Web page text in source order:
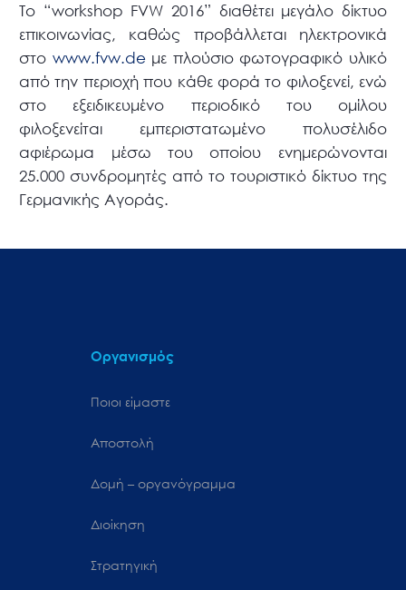
Το “workshop FVW 2016” διαθέτει μεγάλο δίκτυο
επικοινωνίας, καθώς προβάλλεται ηλεκτρονικά
στο www.fvw.deμε πλούσιο φωτογραφικό υλικό
από την περιοχή που κάθε φορά το φιλοξενεί, ενώ
στο εξειδικευμένο περιοδικό του ομίλου
φιλοξενείται εμπεριστατωμένο πολυσέλιδο
αφιέρωμα μέσω του οποίου ενημερώνονται
25.000 συνδρομητές από το τουριστικό δίκτυο της
Γερμανικής Αγοράς.
Οργανισμός
Ποιοι είμαστε
Αποστολή
Δομή – οργανόγραμμα
Διοίκηση
Στρατηγική